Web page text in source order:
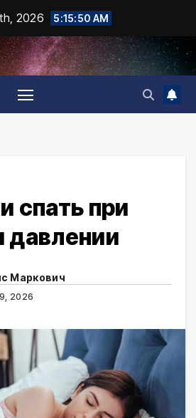
2026 5:15:51 AM
спать при
давлении
Маркович
2026